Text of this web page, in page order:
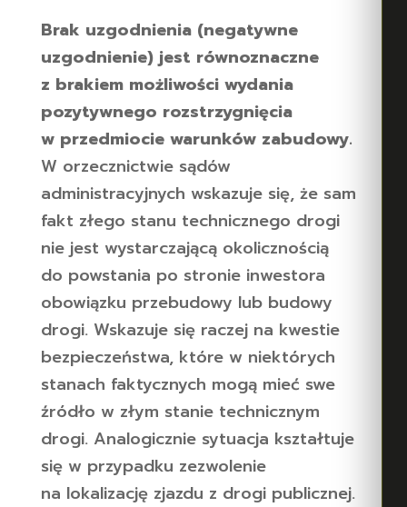
Brak uzgodnienia (negatywne
uzgodnienie) jest równoznaczne
z brakiem możliwości wydania
pozytywnego rozstrzygnięcia
w przedmiocie warunków zabudowy.
W orzecznictwie sądów
administracyjnych wskazuje się, że sam
fakt złego stanu technicznego drogi
nie jest wystarczającą okolicznością
do powstania po stronie inwestora
obowiązku przebudowy lub budowy
drogi. Wskazuje się raczej na kwestie
bezpieczeństwa, które w niektórych
stanach faktycznych mogą mieć swe
źródło w złym stanie technicznym
drogi. Analogicznie sytuacja kształtuje
się w przypadku zezwolenie
na lokalizację zjazdu z drogi publicznej.